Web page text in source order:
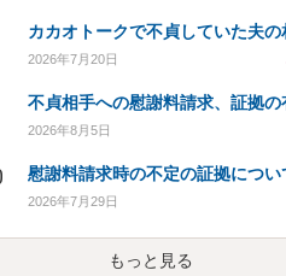
2026年7月20日
2026年8月5日
2026年7月29日
もっと見る